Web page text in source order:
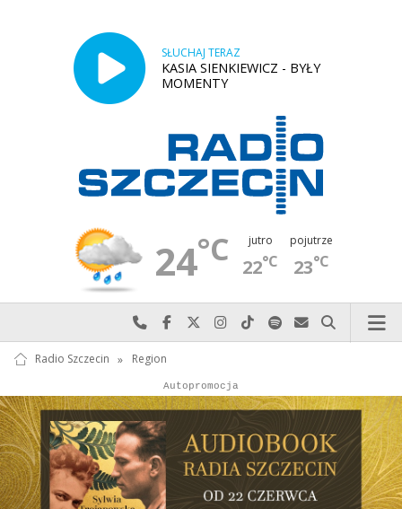
SŁUCHAJ TERAZ
KASIA SIENKIEWICZ - BYŁY
MOMENTY
24°C jutro
22°C
pojutrze
23°C
Najlepiej po prostu do nas zadzwoń
Odwiedź nas na Facebook-u
Odwiedź nas na X
Odwiedź nas na Instagram-ie
Odwiedź nas na TikTok-u
Szukaj nas na Spotify
Wyślij do nas
Szukaj
Radio Szczecin » Region
Reklama
Autopromocja